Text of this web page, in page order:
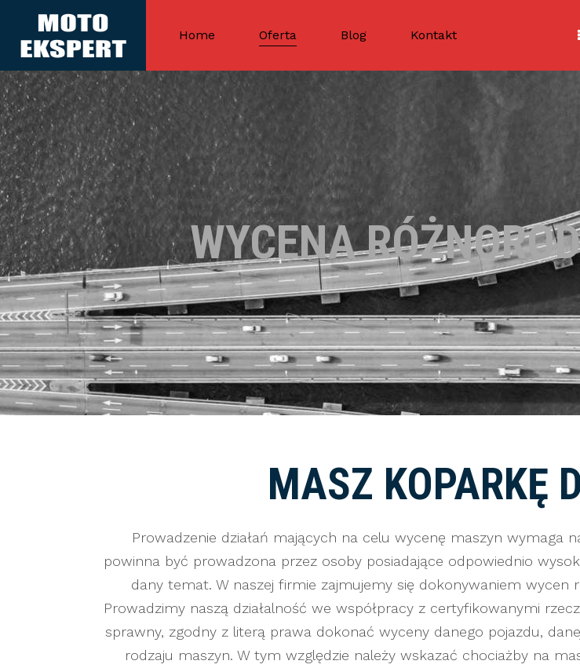
Home Oferta Blog Kontakt
WYCENA
MASZ KOPARKĘ
Prowadzenie działań mających na celu wycenę maszyn wymaga
powinna być prowadzona przez osoby posiadające odpowiednio
dany temat. W naszej firmie zajmujemy się dokonywaniem wycen
Prowadzimy naszą działalność we współpracy z certyfikowanymi
sprawny, zgodny z literą prawa dokonać wyceny danego pojazdu,
rodzaju maszyn. W tym względzie należy wskazać chociażby na